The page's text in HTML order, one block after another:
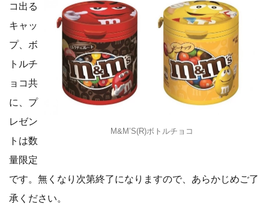
M&M’S(R)ボトルチョコ
コ出る
キャッ
プ、ボ
トルチ
ョコ共
に、プ
レゼン
トは数
量限定
です。無くなり次第終了になりますので、あらかじめご了
承ください。